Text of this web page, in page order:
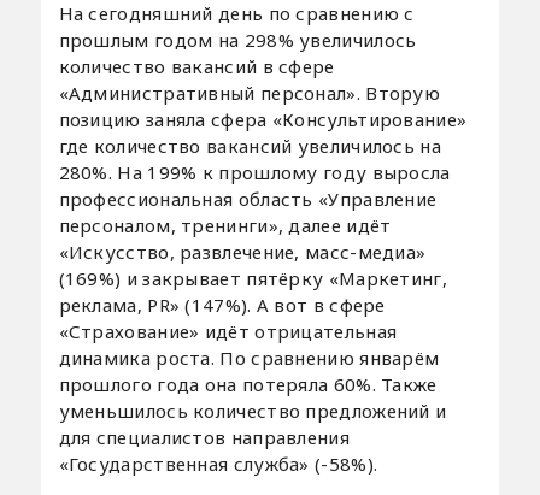
На сегодняшний день по сравнению с
прошлым годом на 298% увеличилось
количество вакансий в сфере
«Административный персонал». Вторую
позицию заняла сфера «Консультирование»
где количество вакансий увеличилось на
280%. На 199% к прошлому году выросла
профессиональная область «Управление
персоналом, тренинги», далее идёт
«Искусство, развлечение, масс-медиа»
(169%) и закрывает пятёрку «Маркетинг,
реклама, PR» (147%). А вот в сфере
«Страхование» идёт отрицательная
динамика роста. По сравнению январём
прошлого года она потеряла 60%. Также
уменьшилось количество предложений и
для специалистов направления
«Государственная служба» (-58%).